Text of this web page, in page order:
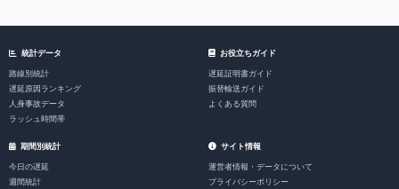
統計データ
路線別統計
遅延原因ランキング
人身事故データ
ラッシュ時間帯
お役立ちガイド
遅延証明書ガイド
振替輸送ガイド
よくある質問
期間別統計
今日の遅延
週間統計
サイト情報
運営者情報・データについて
プライバシーポリシー